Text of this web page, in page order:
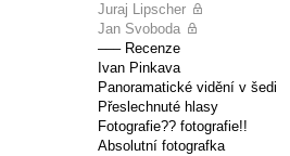
Juraj Lipscher
Jan Svoboda
––– Recenze
Ivan Pinkava
Panoramatické vidění v šedi
Přeslechnuté hlasy
Fotografie?? fotografie!!
Absolutní fotografka